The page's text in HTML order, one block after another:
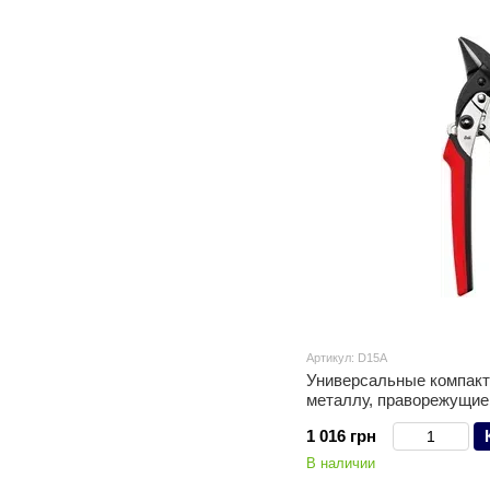
Артикул: D15A
Универсальные
металлу,
1 016 грн
В наличии